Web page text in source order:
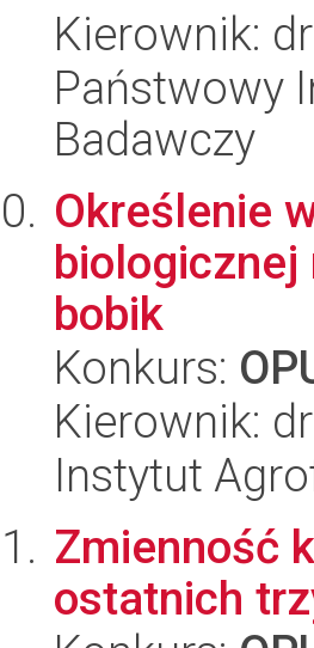
Kierownik:
Państwowy
Badawczy
Określenie
bobik
Konkurs:
Kierownik:
Instytut
Zmienność
ostatnich